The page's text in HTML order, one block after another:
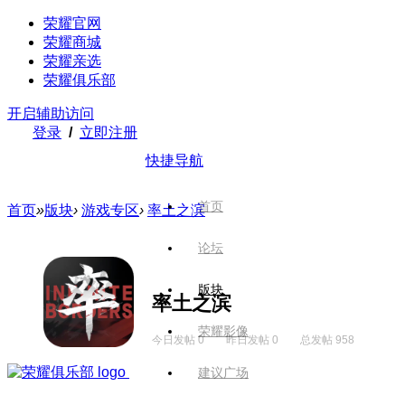
荣耀官网
荣耀商城
荣耀亲选
荣耀俱乐部
开启辅助访问
登录 / 立即注册
快捷导航
首页
论坛
版块
荣耀影像
建议广场
首页»版块› 游戏专区› 率土之滨
率土之滨
今日发帖 0 昨日发帖 0 总发帖 958